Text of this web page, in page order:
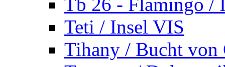
Teti / Insel VIS
Tihany / Bucht von